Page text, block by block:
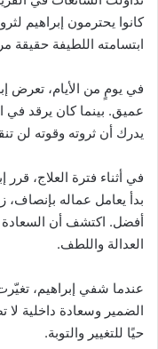
كانوا يحترمون إبراهيم
ابتسامته اللطيفة حقيقة
في يومٍ من الأيام، تعرض
عميق. بينما كان يرقد في
يدرك أن ثروته وقوته لن
في أثناء فترة العلاج، قرر
بدأ يعامل عماله
أفضل. اكتشف أن السعادة
العدالة واللطف.
عندما شفي إبراهيم،
الضمير وسعادة داخلية
حيًا للتغيير والتوبة.